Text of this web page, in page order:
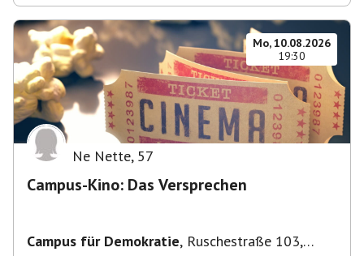
Mo, 10.08.2026
19:30
Ne Nette, 57
Campus-Kino: Das Versprechen
Campus für Demokratie, Ruschestraße 103,